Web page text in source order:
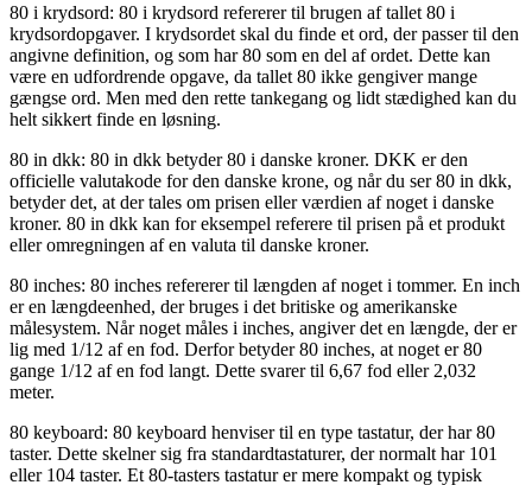
80 i krydsord: 80 i krydsord refererer til brugen af tallet 80 i
krydsordopgaver. I krydsordet skal du finde et ord, der passer til den
angivne definition, og som har 80 som en del af ordet. Dette kan
være en udfordrende opgave, da tallet 80 ikke gengiver mange
gængse ord. Men med den rette tankegang og lidt stædighed kan du
helt sikkert finde en løsning.
80 in dkk: 80 in dkk betyder 80 i danske kroner. DKK er den
officielle valutakode for den danske krone, og når du ser 80 in dkk,
betyder det, at der tales om prisen eller værdien af noget i danske
kroner. 80 in dkk kan for eksempel referere til prisen på et produkt
eller omregningen af en valuta til danske kroner.
80 inches: 80 inches refererer til længden af noget i tommer. En inch
er en længdeenhed, der bruges i det britiske og amerikanske
målesystem. Når noget måles i inches, angiver det en længde, der er
lig med 1/12 af en fod. Derfor betyder 80 inches, at noget er 80
gange 1/12 af en fod langt. Dette svarer til 6,67 fod eller 2,032
meter.
80 keyboard: 80 keyboard henviser til en type tastatur, der har 80
taster. Dette skelner sig fra standardtastaturer, der normalt har 101
eller 104 taster. Et 80-tasters tastatur er mere kompakt og typisk